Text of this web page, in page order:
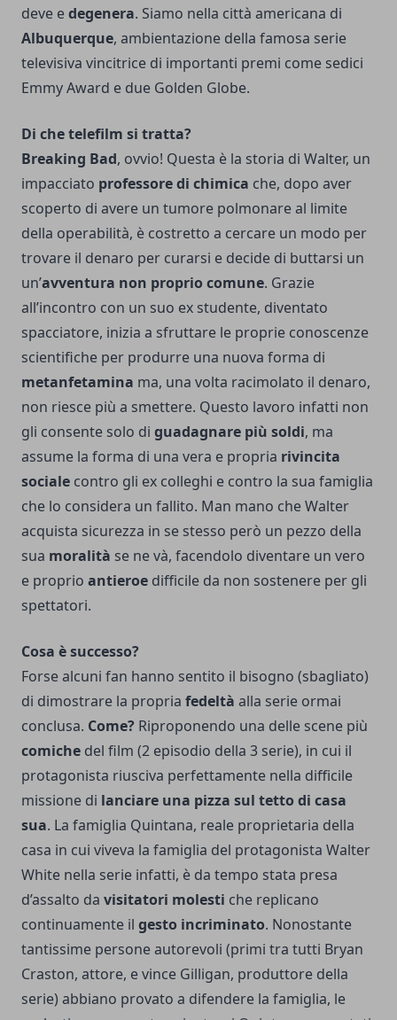
deve edegenera. Siamo nella città americana di
Albuquerque, ambientazione della famosa serie
televisiva vincitrice di importanti premi come sedici
Emmy Award e due Golden Globe.
Di che telefilm si tratta?
Breaking Bad, ovvio! Questa è la storia di Walter, un
impacciato professore di chimica che, dopo aver
scoperto di avere un tumore polmonare al limite
della operabilità, è costretto a cercare un modo per
trovare il denaro per curarsi e decide di buttarsi un
un’avventura non proprio comune. Grazie
all’incontro con un suo ex studente, diventato
spacciatore, inizia a sfruttare le proprie conoscenze
scientifiche per produrre una nuova forma di
metanfetamina ma, una volta racimolato il denaro,
non riesce più a smettere. Questo lavoro infatti non
gli consente solo di guadagnare più soldi, ma
assume la forma di una vera e propria rivincita
sociale contro gli ex colleghi e contro la sua famiglia
che lo considera un fallito. Man mano che Walter
acquista sicurezza in se stesso però un pezzo della
sua moralità se ne và, facendolo diventare un vero
e proprio antieroe difficile da non sostenere per gli
spettatori.
Cosa è successo?
Forse alcuni fan hanno sentito il bisogno (sbagliato)
di dimostrare la propria fedeltà alla serie ormai
conclusa. Come? Riproponendo una delle scene più
comiche del film (2 episodio della 3 serie), in cui il
protagonista riusciva perfettamente nella difficile
missione di lanciare una pizza sul tetto di casa
sua. La famiglia Quintana, reale proprietaria della
casa in cui viveva la famiglia del protagonista Walter
White nella serie infatti, è da tempo stata presa
d’assalto da visitatori molesti che replicano
continuamente il gesto incriminato. Nonostante
tantissime persone autorevoli (primi tra tutti Bryan
Craston, attore, e vince Gilligan, produttore della
serie) abbiano provato a difendere la famiglia, le